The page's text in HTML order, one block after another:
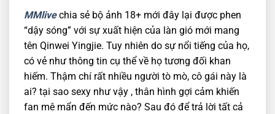
MMlive chia sẻ bộ ảnh 18+ mới đây lại được phen
“dậy sóng” với sự xuất hiện của làn gió mới mang
tên Qinwei Yingjie. Tuy nhiên do sự nổi tiếng của họ,
có vẻ như thông tin cụ thể về họ tương đối khan
hiếm. Thậm chí rất nhiều người tò mò, cô gái này là
ai? tại sao sexy như vậy , thân hình gợi cảm khiến
fan mê mẩn đến mức nào? Sau đó để trả lời tất cả